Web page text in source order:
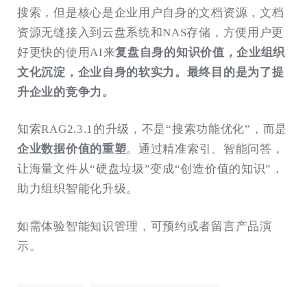
搜索，但是核心是企业用户自身的文档资源，文档
资源无缝接入到云盘系统和NAS存储，方便用户更
好更快的使用AI来复盘自身的知识价值，企业组织
文化沉淀，企业自身的软实力。最终目的是为了提
升企业的竞争力。
知索RAG2.3.1的升级，不是“搜索功能优化”，而是
企业数据价值的重塑。通过精准索引、智能问答，
让海量文件从“硬盘垃圾”变成“创造价值的知识”，
助力组织智能化升级。
如需体验智能知识管理，可预约或者留言产品演
示。